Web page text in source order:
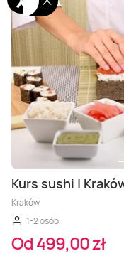
Kurs sushi |
Kraków
1-2 osób
Od 499,00 zł